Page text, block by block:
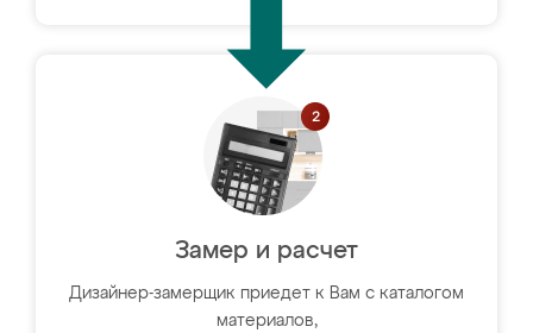
Замер и расчет
Дизайнер-замерщик приедет к Вам с каталогом
материалов,